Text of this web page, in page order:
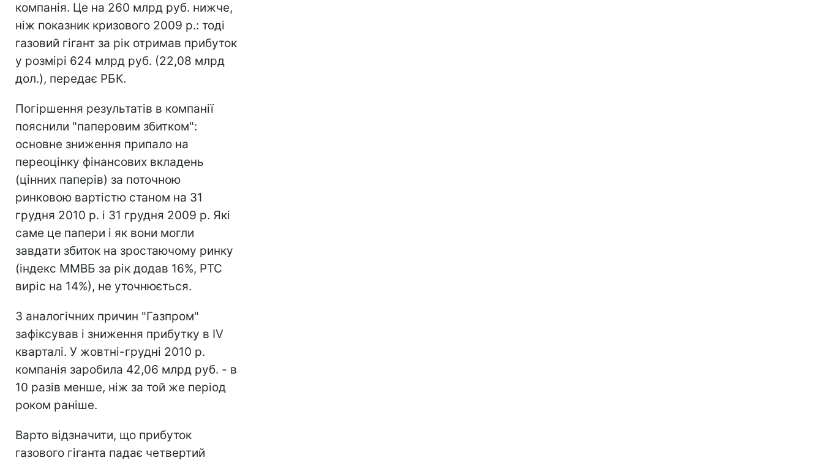
компанія. Це на 260 млрд руб. нижче,
ніж показник кризового 2009 р.: тоді
газовий гігант за рік отримав прибуток
у розмірі 624 млрд руб. (22,08 млрд
дол.), передає РБК.
Погіршення результатів в компанії
пояснили "паперовим збитком":
основне зниження припало на
переоцінку фінансових вкладень
(цінних паперів) за поточною
ринковою вартістю станом на 31
грудня 2010 р. і 31 грудня 2009 р. Які
саме це папери і як вони могли
завдати збиток на зростаючому ринку
(індекс ММВБ за рік додав 16%, РТС
виріс на 14%), не уточнюється.
З аналогічних причин "Газпром"
зафіксував і зниження прибутку в IV
кварталі. У жовтні-грудні 2010 р.
компанія заробила 42,06 млрд руб. - в
10 разів менше, ніж за той же період
роком раніше.
Варто відзначити, що прибуток
газового гіганта падає четвертий